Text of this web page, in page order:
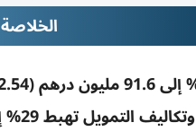
الخلاصة
وتكاليف التمويل تهبط 29% إلى 6.1 مليون درهم.